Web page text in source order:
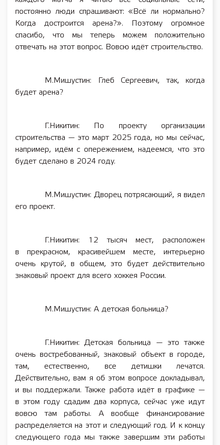
постоянно люди спрашивают: «Всё ли нормально?
Когда достроится арена?». Поэтому огромное
спасибо, что мы теперь можем положительно
отвечать на этот вопрос. Вовсю идёт строительство.
М.Мишустин: Глеб Сергеевич, так, когда
будет арена?
Г.Никитин: По проекту организации
строительства — это март 2025 года, но мы сейчас,
например, идём с опережением, надеемся, что это
будет сделано в 2024 году.
М.Мишустин: Дворец потрясающий, я видел
его проект.
Г.Никитин: 12 тысяч мест, расположен
в прекрасном, красивейшем месте, интерьерно
очень крутой, в общем, это будет действительно
знаковый проект для всего хоккея России.
М.Мишустин: А детская больница?
Г.Никитин: Детская больница — это также
очень востребованный, знаковый объект в городе,
там, естественно, все детишки лечатся.
Действительно, вам я об этом вопросе докладывал,
и вы поддержали. Также работа идёт в графике —
в этом году сдадим два корпуса, сейчас уже идут
вовсю там работы. А вообще финансирование
распределяется на этот и следующий год. И к концу
следующего года мы также завершим эти работы